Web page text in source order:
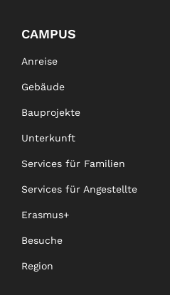
CAMPUS
Anreise
Gebäude
Bauprojekte
Unterkunft
Services für Familien
Services für Angestellte
Erasmus+
Besuche
Region